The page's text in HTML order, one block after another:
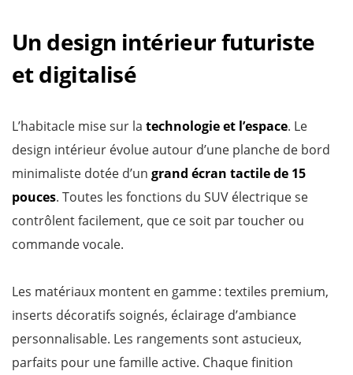
Un design intérieur futuriste
et digitalisé
L’habitacle mise sur la technologie et l’espace. Le
design intérieur évolue autour d’une planche de bord
minimaliste dotée d’un grand écran tactile de 15
pouces. Toutes les fonctions du SUV électrique se
contrôlent facilement, que ce soit par toucher ou
commande vocale.
Les matériaux montent en gamme : textiles premium,
inserts décoratifs soignés, éclairage d’ambiance
personnalisable. Les rangements sont astucieux,
parfaits pour une famille active. Chaque finition